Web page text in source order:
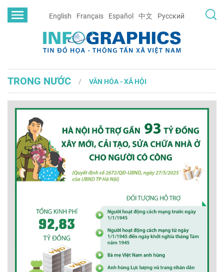
English Français Español 中文 Русский
TRONG NƯỚC VĂN HÓA - XÃ HỘI